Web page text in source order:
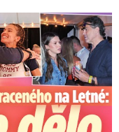
s Dominikou, ale...